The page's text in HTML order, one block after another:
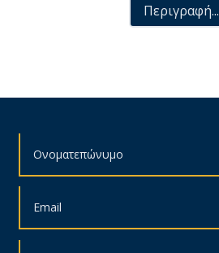
Περιγραφή...